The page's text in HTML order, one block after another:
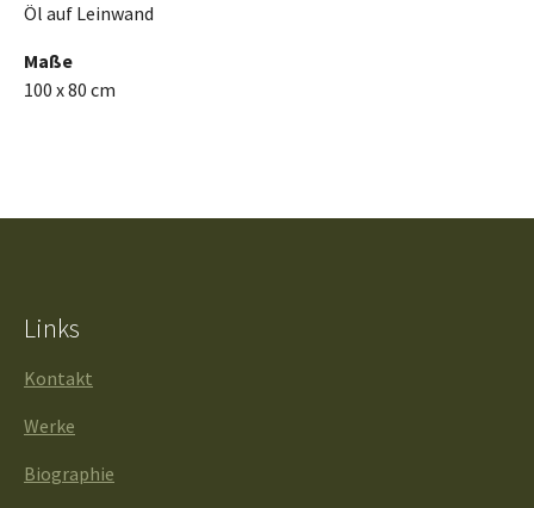
Öl auf Leinwand
Maße
100 x 80 cm
Links
Kontakt
Werke
Biographie